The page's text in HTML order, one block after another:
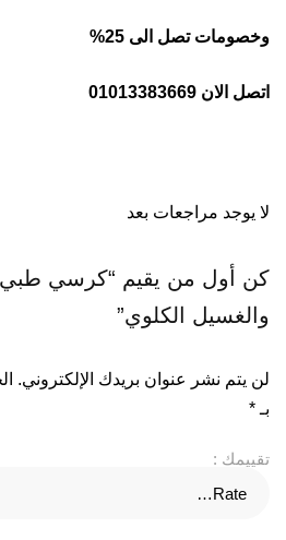
وخصومات تصل الى 25%
اتصل الان 01013383669
لا يوجد مراجعات بعد
كن أول من يقيم “كرسي طبي
والغسيل الكلوي”
لن يتم نشر عنوان بريدك الإلكتروني.
بـ *
تقييمك :